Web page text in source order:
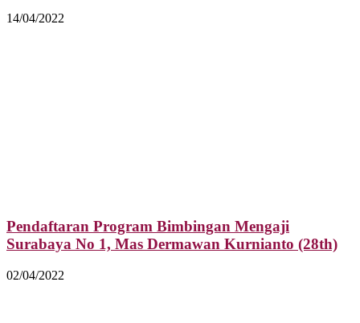
14/04/2022
Pendaftaran Program Bimbingan Mengaji
Surabaya No 1, Mas Dermawan Kurnianto (28th)
02/04/2022